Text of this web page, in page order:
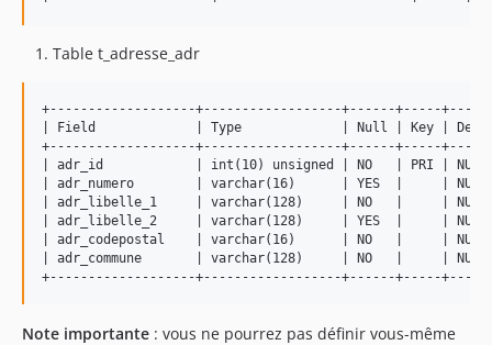
Table t_adresse_adr
+-------------------+------------------+------+-----
| Field             | Type             | Null | Key |
+-------------------+------------------+------+-----
| adr_id            | int(10) unsigned | NO   | PRI | NULL
| adr_numero        | varchar(16)      | YES  |     |
| adr_libelle_1     | varchar(128)     | NO   |     |
| adr_libelle_2     | varchar(128)     | YES  |     |
| adr_codepostal    | varchar(16)      | NO   |     |
| adr_commune       | varchar(128)     | NO   |     |
Note importante : vous ne pourrez pas définir vous-même